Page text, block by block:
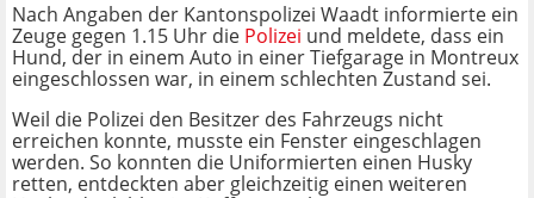
Nach Angaben der Kantonspolizei Waadt informierte ein
Zeuge gegen 1.15 Uhr die Polizei und meldete, dass ein
Hund, der in einem Auto in einer Tiefgarage in Montreux
eingeschlossen war, in einem schlechten Zustand sei.
Weil die Polizei den Besitzer des Fahrzeugs nicht
erreichen konnte, musste ein Fenster eingeschlagen
werden. So konnten die Uniformierten einen Husky
retten, entdeckten aber gleichzeitig einen weiteren